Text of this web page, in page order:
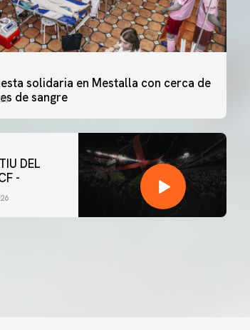
solidaria en Mestalla con cerca de
de sangre
-